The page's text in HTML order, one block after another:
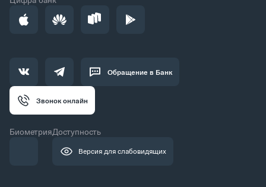
Обращение в Банк
Звонок онлайн
БиометрияДоступность
Версия для слабовидящих